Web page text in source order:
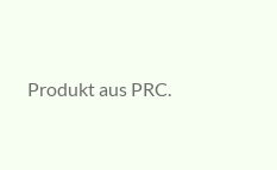
Produkt aus PRC.